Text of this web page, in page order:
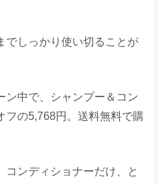
でしっかり使い切ることが
ン中で、シャンプー＆コン
フの5,768円。送料無料で購
コンディショナーだけ、と